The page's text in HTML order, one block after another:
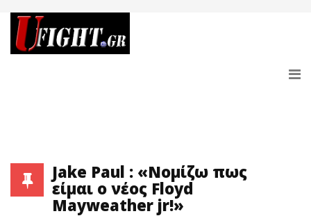
Jake Paul : «Νομίζω πως
είμαι ο νέος Floyd
Mayweather jr!»